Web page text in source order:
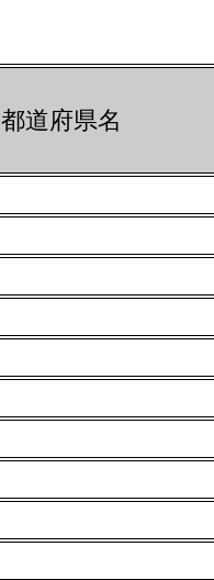
都道府県名